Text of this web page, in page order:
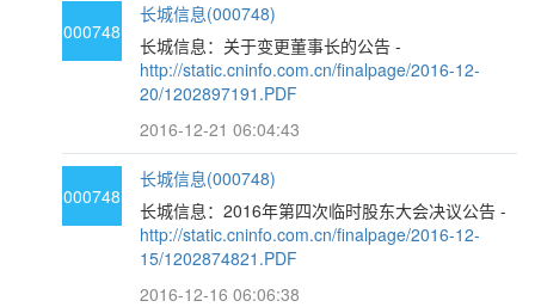
000748
长城信息(000748)
长城信息：关于变更董事长的公告 -
http://static.cninfo.com.cn/finalpage/2016-12-
20/1202897191.PDF
2016-12-21 06:04:43
000748
长城信息(000748)
长城信息：2016年第四次临时股东大会决议公告 -
http://static.cninfo.com.cn/finalpage/2016-12-
15/1202874821.PDF
2016-12-16 06:06:38